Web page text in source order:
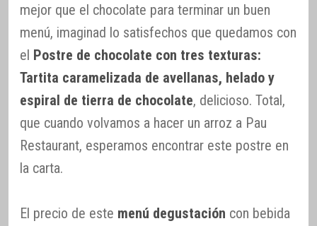
mejor que el chocolate para terminar un buen
menú, imaginad lo satisfechos que quedamos con
el Postre de chocolate con tres texturas:
Tartita caramelizada de avellanas, helado y
espiral de tierra de chocolate, delicioso. Total,
que cuando volvamos a hacer un arroz a Pau
Restaurant, esperamos encontrar este postre en
la carta.
El precio de este menú degustación con bebida